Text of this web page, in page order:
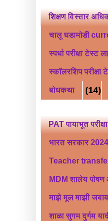
शिक्षण विस्तार
चालू घडामोडी
स्पर्धा परीक्षा टेस्ट
स्कॉलरशिप परीक्षा
बोधकथा (14)
PAT पायाभूत
भारत सरकार 2024
Teacher
MDM शालेय पोषण
माझे मूल माझी
शाळा सुगम दुर्गम